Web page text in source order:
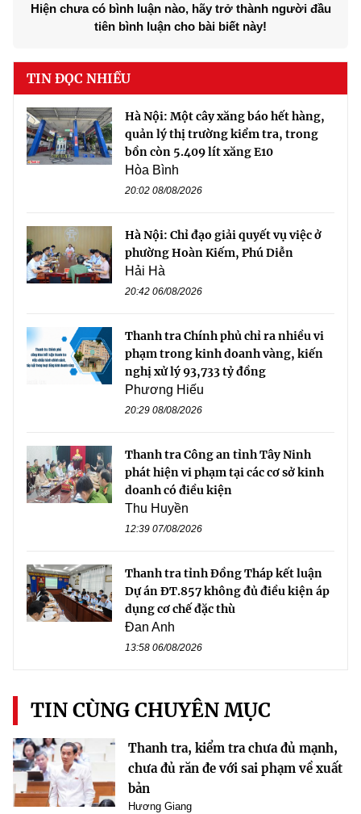
Hiện chưa có bình luận nào, hãy trở thành người đầu
tiên bình luận cho bài biết này!
TIN ĐỌC NHIỀU
Hà Nội: Một cây xăng báo hết hàng,
quản lý thị trường kiểm tra, trong
bồn còn 5.409 lít xăng E10
Hòa Bình
20:02 08/08/2026
Hà Nội: Chỉ đạo giải quyết vụ việc ở
phường Hoàn Kiếm, Phú Diễn
Hải Hà
20:42 06/08/2026
Thanh tra Chính phủ chỉ ra nhiều vi
phạm trong kinh doanh vàng, kiến
nghị xử lý 93,733 tỷ đồng
Phương Hiếu
20:29 08/08/2026
Thanh tra Công an tỉnh Tây Ninh
phát hiện vi phạm tại các cơ sở kinh
doanh có điều kiện
Thu Huyền
12:39 07/08/2026
Thanh tra tỉnh Đồng Tháp kết luận
Dự án ĐT.857 không đủ điều kiện áp
dụng cơ chế đặc thù
Đan Anh
13:58 06/08/2026
TIN CÙNG CHUYÊN MỤC
Thanh tra, kiểm tra chưa đủ mạnh,
chưa đủ răn đe với sai phạm về xuất
bản
Hương Giang